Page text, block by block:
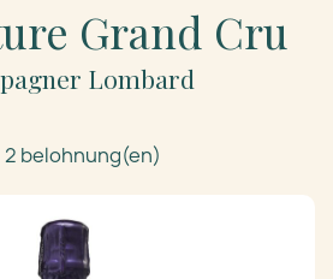
Grand Cru
Lombard
2 belohnung(en)